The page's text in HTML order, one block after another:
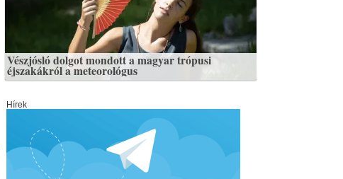
Vészjósló dolgot mondott a magyar trópusi
éjszakákról a meteorológus
Hírek